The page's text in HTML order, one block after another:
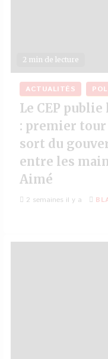
2 min de lecture
ACTUALITÉS
Le CEP
: premier tour
sort du
entre les
Aimé
2 semaines il y a